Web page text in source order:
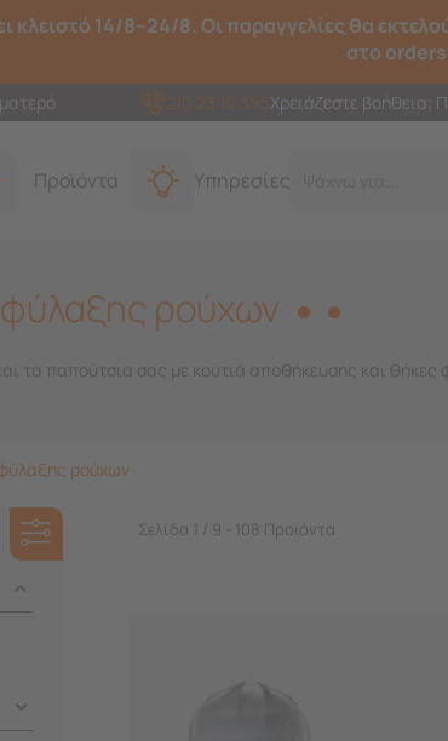
κλειστό 14/8–24/8. Οι παραγγελίες θα
στο
210 23 10 365Χρειάζεστε βοήθεια;
Προϊόντα Υπηρεσίες
ρούχων
τα παπούτσια σας με κουτιά αποθήκευσης και
ρούχων
Σελίδα 1 / 9 - 108 Προϊόντα